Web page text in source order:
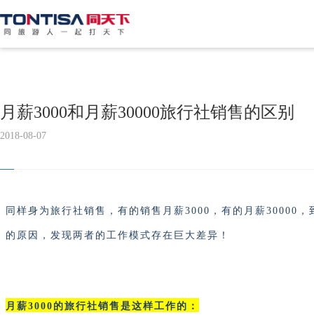
月薪3000和月薪30000旅行社销售的区别
2018-08-07
同样身为旅行社销售，有的销售月薪3000，有的月薪30000
的原因，发现两者的工作模式存在巨大差异！
月薪3000的旅行社销售是这样工作的：